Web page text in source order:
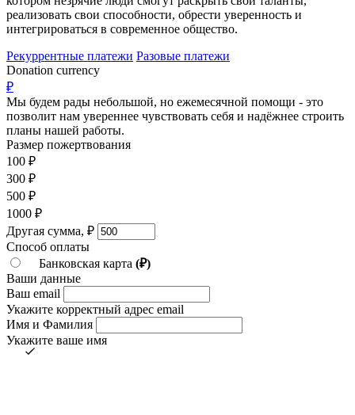
реализовать свои способности, обрести уверенность и
интегрироваться в современное общество.
Рекуррентные платежи Разовые платежи
Donation currency
₽
Мы будем рады небольшой, но ежемесячной помощи - это
позволит нам увереннее чувствовать себя и надёжнее строить
планы нашей работы.
Размер пожертвования
100 ₽
300 ₽
500 ₽
1000 ₽
Другая сумма, ₽
Способ оплаты
Банковская карта (₽)
Ваши данные
Ваш email
Укажите корректный адрес email
Имя и Фамилия
Укажите ваше имя